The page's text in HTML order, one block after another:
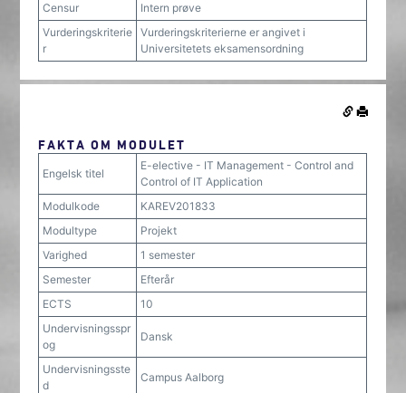
Censur
Intern prøve
Vurderingskriterie
r
Vurderingskriterierne er angivet i
Universitetets eksamensordning
FAKTA OM MODULET
Engelsk titel
E-elective - IT Management - Control and
Control of IT Application
Modulkode
KAREV201833
Modultype
Projekt
Varighed
1 semester
Semester
Efterår
ECTS
10
Undervisningsspr
og
Dansk
Undervisningsste
d
Campus Aalborg